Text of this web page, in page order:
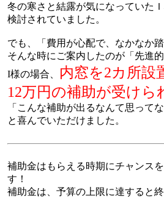
冬の寒さと結露が気になっていた
検討されていました。
でも、「費用が心配で、なかなか
そんな時にご案内したのが「先進
I様の場合、 内窓を2カ所設
12万円の補助が受けら
「こんな補助が出るなんて思ってな
と喜んでいただけました。
補助金はもらえる時期にチャンス
す！
補助金は、予算の上限に達すると終